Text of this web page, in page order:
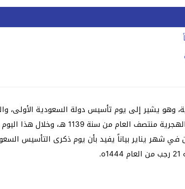
الموافق 22 من شهر فبراير من العام 1727م،
شهر يناير بياناً يفيد بأن يوم ذكرى التأسيس